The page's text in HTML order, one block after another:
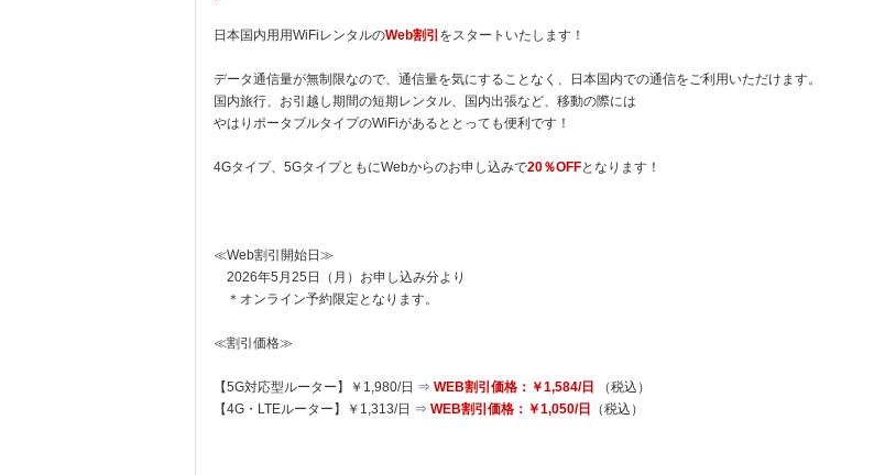
日本国内用用WiFiレンタルのWeb割引 をスタートいたします！
データ通信量が無制限なので、通信量を気にすることなく、日本国内での通信をご利用いただけます。
国内旅行、お引越し期間の短期レンタル、国内出張など、移動の際には
やはりポータブルタイプのWiFiがあるととっても便利です！
4Gタイプ、5GタイプともにWebからのお申し込みで20％OFFとなります！
≪Web割引開始日≫
2026年5月25日（月）お申し込み分より
＊オンライン予約限定となります。
≪割引価格≫
【5G対応型ルーター】￥1,980/日 ⇒ WEB割引価格：￥1,584/日
（税込）
【4G・LTEルーター】￥1,313/日 ⇒ WEB割引価格：￥1,050/日 （税込）